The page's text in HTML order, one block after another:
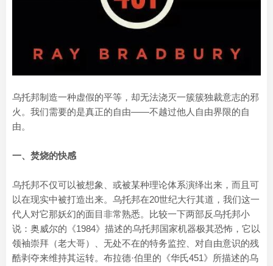
乌托邦制造一种虚假的平等，却无法浇灭一簇簇独裁意志的邪
火。我们需要的是真正的自由——不越过他人自由界限的自
由。
一、焚烧的快感
乌托邦不仅可以被想象、或被某种理论体系演绎出来，而且可
以在现实中被打造出来。乌托邦在20世纪大行其道，我们这一
代人对它那妖幻的面目非常熟悉。比较一下两部反乌托邦小
说：奥威尔的《1984》描述的乌托邦国家机器极其恐怖，它以
领袖崇拜（老大哥）、无处不在的特务监控、对自由意识的残
酷剥夺来维持其运转。布拉德·伯里的《华氏451》所描述的乌